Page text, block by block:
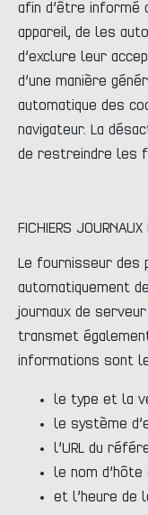
afin d’être informé
appareil, de les
d’exclure leur
d’une manière
automatique des
navigateur. La
de restreindre les
FICHIERS JOURNAUX
Le fournisseur des
automatiquement
journaux de
transmet
informations sont
le type et la
le système
l’URL du
le nom
et l’heure de